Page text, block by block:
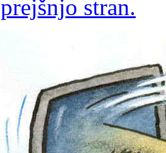
prejšnjo stran.